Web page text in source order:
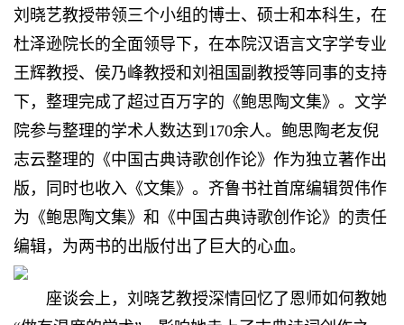
刘晓艺教授带领三个小组的博士、硕士和本科生，在
杜泽逊院长的全面领导下，在本院汉语言文字学专业
王辉教授、侯乃峰教授和刘祖国副教授等同事的支持
下，整理完成了超过百万字的《鲍思陶文集》。文学
院参与整理的学术人数达到170余人。鲍思陶老友倪
志云整理的《中国古典诗歌创作论》作为独立著作出
版，同时也收入《文集》。齐鲁书社首席编辑贺伟作
为《鲍思陶文集》和《中国古典诗歌创作论》的责任
编辑，为两书的出版付出了巨大的心血。
座谈会上，刘晓艺教授深情回忆了恩师如何教她